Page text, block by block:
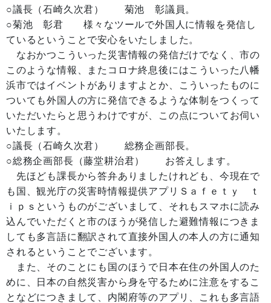
○議長（石崎久次君） 菊池 彰議員。
○菊池 彰君 様々なツールで外国人に情報を発信し
ているということで安心をいたしました。
なおかつこういった災害情報の発信だけでなく、市の
このような情報、またコロナ終息後にはこういった八幡
浜市ではイベントがありますよとか、こういったものに
ついても外国人の方に発信できるような体制をつくって
いただいたらと思うわけですが、この点についてお伺い
いたします。
○議長（石崎久次君） 総務企画部長。
○総務企画部長（藤堂耕治君） お答えします。
先ほども課長から答弁ありましたけれども、今現在で
も国、観光庁の災害時情報提供アプリＳａｆｅｔｙ ｔ
ｉｐｓというものがございまして、それもスマホに読み
込んでいただくと市のほうが発信した避難情報につきま
しても多言語に翻訳されて直接外国人の本人の方に通知
されるということでございます。
また、そのことにも国のほうで日本在住の外国人のた
めに、日本の自然災害から身を守るために注意をするこ
となどにつきまして、内閣府等のアプリ、これも多言語